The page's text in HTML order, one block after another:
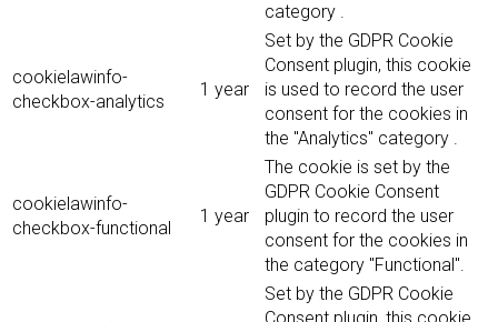
category .
cookielawinfo-
checkbox-analytics
1 year
Set by the GDPR Cookie
Consent plugin, this cookie
is used to record the user
consent for the cookies in
the "Analytics" category .
cookielawinfo-
checkbox-functional
1 year
The cookie is set by the
GDPR Cookie Consent
plugin to record the user
consent for the cookies in
the category "Functional".
Set by the GDPR Cookie